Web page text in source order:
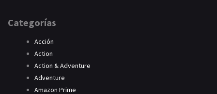
Categorías
Acción
Action
Action & Adventure
Adventure
Amazon Prime